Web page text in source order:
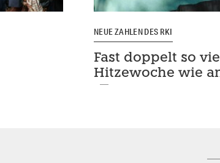
NEUE ZAHLEN DES RKI
Fast doppelt so
Hitzewoche wie